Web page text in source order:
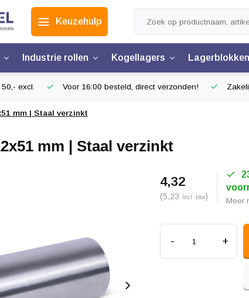
Keuzehulp
Industrie rollen Kogellagers Lagerblokken
excl. Voor 16:00 besteld, direct verzonden!
mm | Staal verzinkt
mm | Staal verzinkt
4,32
(5,23 Incl. btw) Meer
- +